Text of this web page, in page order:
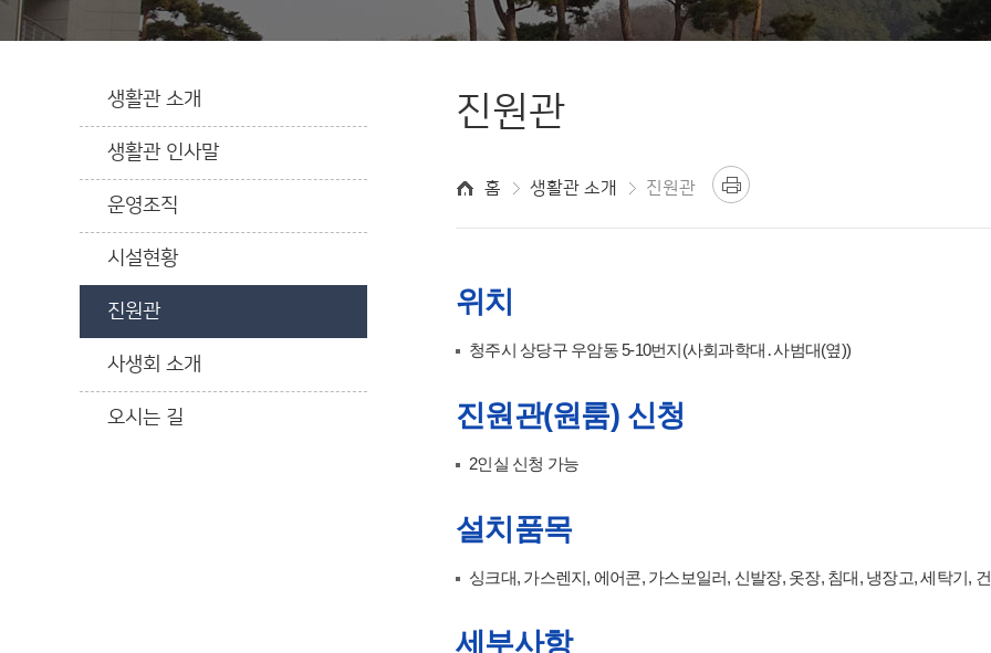
생활관 소개
생활관 인사말
운영조직
시설현황
진원관
사생회 소개
오시는 길
진원관
홈 생활관 소개 진원관
위치
청주시 상당구 우암동 5-10번지(사회과학대․사범대(옆))
진원관(원룸) 신청
2인실 신청 가능
설치품목
싱크대, 가스렌지, 에어콘, 가스보일러, 신발장, 옷장, 침대, 냉장고, 세탁기,
세부사항